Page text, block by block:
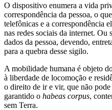
O dispositivo enumera a vida
correspondência da pessoa, o
telefônicas e a correspondência
nas redes sociais da internet. Ou
dados da pessoa, devendo,
para a quebra desse sigilo.
A mobilidade humana é objeto
à liberdade de locomoção e
o direito de ir e vir, que não
garantido o habeas corpus,
sem Terra.